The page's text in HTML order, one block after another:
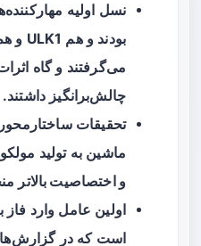
نسل اولیه
می‌گرفتند و گاه
چالش‌برانگیز داشتند.
تحقیقات
ماشین به تولید
و اختصاصیت بالاتر
اولین عامل وارد فاز
است که در